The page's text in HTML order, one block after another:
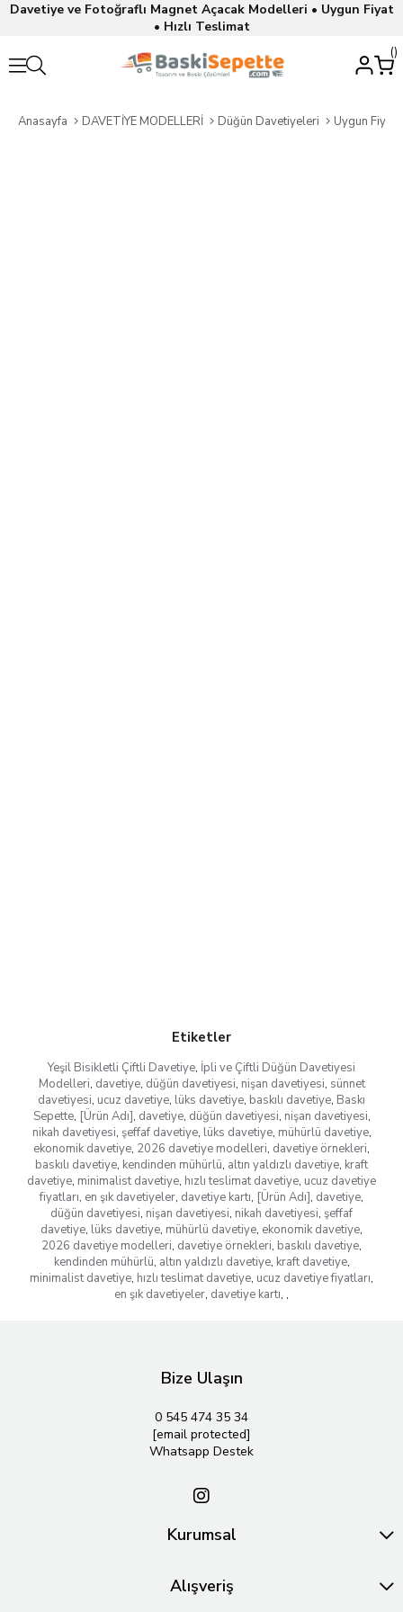
Davetiye ve Fotoğraflı Magnet Açacak Modelleri • Uygun Fiyat
• Hızlı Teslimat
Anasayfa DAVETİYE MODELLERİ Düğün Davetiyeleri Uygun
Etiketler
Yeşil Bisikletli Çiftli Davetiye, İpli ve Çiftli Düğün Davetiyesi
Modelleri, davetiye, düğün davetiyesi, nişan davetiyesi, sünnet
davetiyesi, ucuz davetiye, lüks davetiye, baskılı davetiye, Baskı
Sepette, [Ürün Adı], davetiye, düğün davetiyesi, nişan davetiyesi,
nikah davetiyesi, şeffaf davetiye, lüks davetiye, mühürlü davetiye,
ekonomik davetiye, 2026 davetiye modelleri, davetiye örnekleri,
baskılı davetiye, kendinden mühürlü, altın yaldızlı davetiye, kraft
davetiye, minimalist davetiye, hızlı teslimat davetiye, ucuz davetiye
fiyatları, en şık davetiyeler, davetiye kartı, [Ürün Adı], davetiye,
düğün davetiyesi, nişan davetiyesi, nikah davetiyesi, şeffaf
davetiye, lüks davetiye, mühürlü davetiye, ekonomik davetiye,
2026 davetiye modelleri, davetiye örnekleri, baskılı davetiye,
kendinden mühürlü, altın yaldızlı davetiye, kraft davetiye,
minimalist davetiye, hızlı teslimat davetiye, ucuz davetiye fiyatları,
en şık davetiyeler, davetiye kartı, ,
Bize Ulaşın
0 545 474 35 34
[email protected]
Whatsapp Destek
Kurumsal
Alışveriş